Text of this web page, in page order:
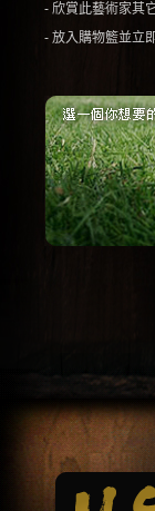
- 欣賞此藝術家其
- 放入購物籃並立